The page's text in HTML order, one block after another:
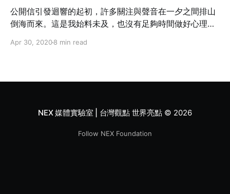
公開信引發迴響的起初，許多關注與聲音在一夕之間排山
倒海而來。這是我始料未及，也沒有足夠時間做好心理準
Apr 30, 20208 min read
NEX 媒體實驗室 | 台灣觀點 世界亮點© 2026
Follow NEX Foundation